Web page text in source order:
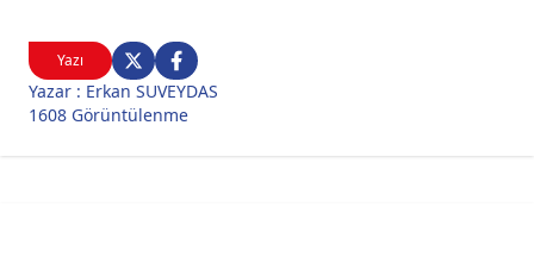
Yazı
Yazar : Erkan SUVEYDAS
1608 Görüntülenme